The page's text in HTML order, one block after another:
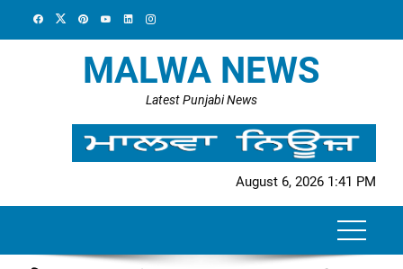
MALWA NEWS
Latest Punjabi News
August 6, 2026 1:41 PM